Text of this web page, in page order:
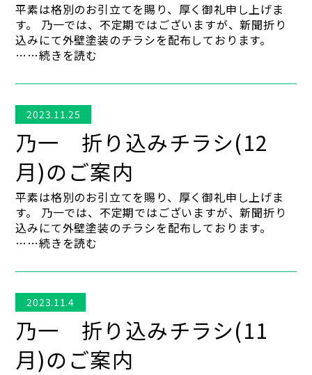
平素は格別のお引立てを賜り、厚く御礼申し上げま
す。 乃一では、不定期ではございますが、新聞折り
込みにて外壁塗装のチラシを配布しております。
……続きを読む
2023.11.25
乃一 折り込みチラシ(12
月)のご案内
平素は格別のお引立てを賜り、厚く御礼申し上げま
す。 乃一では、不定期ではございますが、新聞折り
込みにて外壁塗装のチラシを配布しております。
……続きを読む
2023.11.4
乃一 折り込みチラシ(11
月)のご案内